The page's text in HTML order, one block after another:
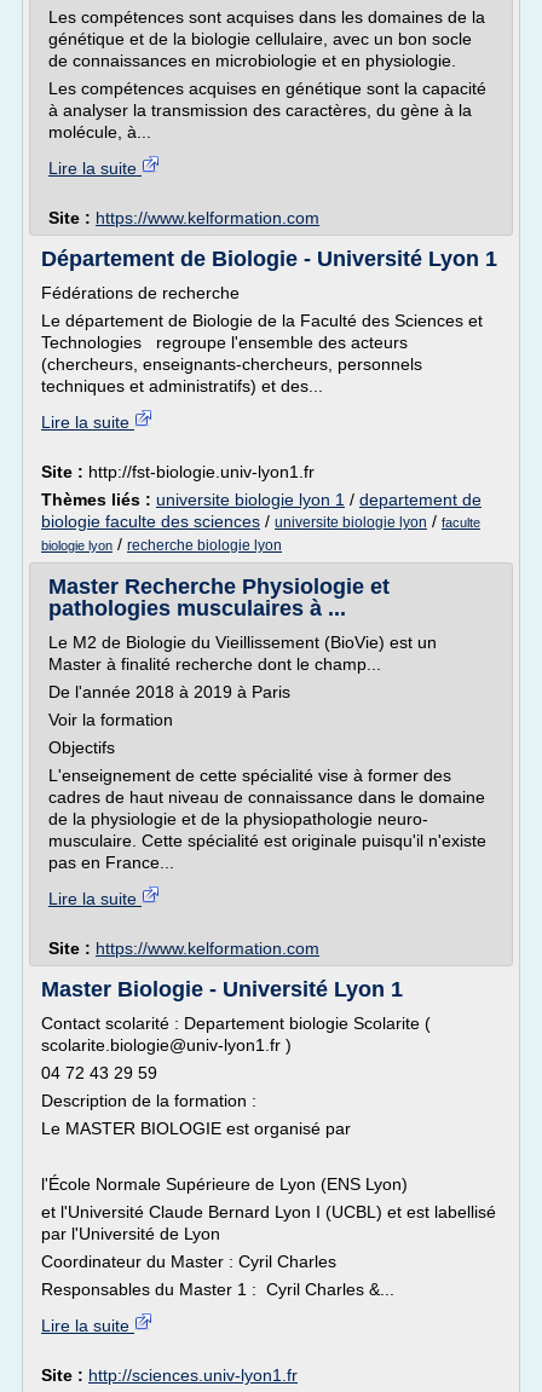
Les compétences sont acquises dans les domaines de la
génétique et de la biologie cellulaire, avec un bon socle
de connaissances en microbiologie et en physiologie.
Les compétences acquises en génétique sont la capacité
à analyser la transmission des caractères, du gène à la
molécule, à...
Lire la suite
Site : https://www.kelformation.com
Département de Biologie - Université Lyon 1
Fédérations de recherche
Le département de Biologie de la Faculté des Sciences et
Technologies regroupe l'ensemble des acteurs
(chercheurs, enseignants-chercheurs, personnels
techniques et administratifs) et des...
Lire la suite
Site : http://fst-biologie.univ-lyon1.fr
Thèmes liés : universite biologie lyon 1 / departement de
biologie faculte des sciences / universite biologie lyon / faculte
biologie lyon / recherche biologie lyon
Master Recherche Physiologie et
pathologies musculaires à ...
Le M2 de Biologie du Vieillissement (BioVie) est un
Master à finalité recherche dont le champ...
De l'année 2018 à 2019 à Paris
Voir la formation
Objectifs
L'enseignement de cette spécialité vise à former des
cadres de haut niveau de connaissance dans le domaine
de la physiologie et de la physiopathologie neuro-
musculaire. Cette spécialité est originale puisqu'il n'existe
pas en France...
Lire la suite
Site : https://www.kelformation.com
Master Biologie - Université Lyon 1
Contact scolarité : Departement biologie Scolarite (
scolarite.biologie@univ-lyon1.fr )
04 72 43 29 59
Description de la formation :
Le MASTER BIOLOGIE est organisé par
l'École Normale Supérieure de Lyon (ENS Lyon)
et l'Université Claude Bernard Lyon I (UCBL) et est labellisé
par l'Université de Lyon
Coordinateur du Master : Cyril Charles
Responsables du Master 1 : Cyril Charles &...
Lire la suite
Site : http://sciences.univ-lyon1.fr